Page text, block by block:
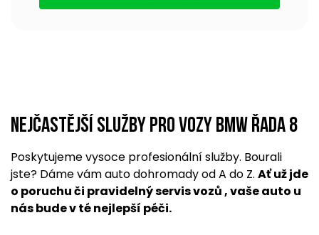
Nejčastější služby pro vozy BMW řada 8
Poskytujeme vysoce profesionální služby. Bourali
jste? Dáme vám auto dohromady od A do Z. Ať už jde
o poruchu či pravidelný servis vozů , vaše auto u
nás bude v té nejlepší péči.